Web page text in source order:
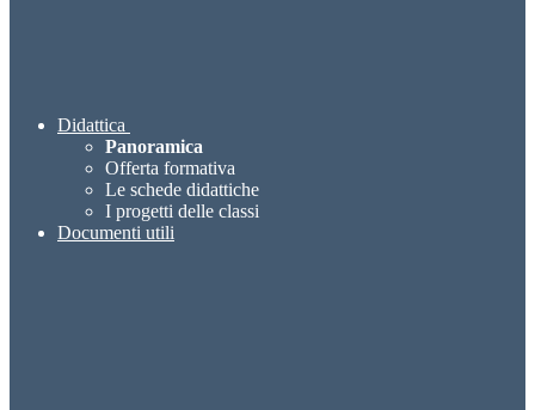
Didattica
Panoramica
Offerta formativa
Le schede didattiche
I progetti delle classi
Documenti utili